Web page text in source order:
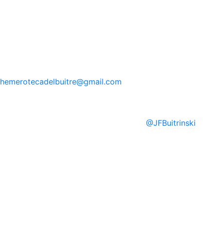
hemerotecadelbuitre@gmail.com
@JFBuitrinski